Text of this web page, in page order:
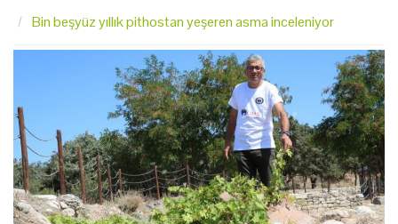
Bin beşyüz yıllık pithostan yeşeren asma inceleniyor